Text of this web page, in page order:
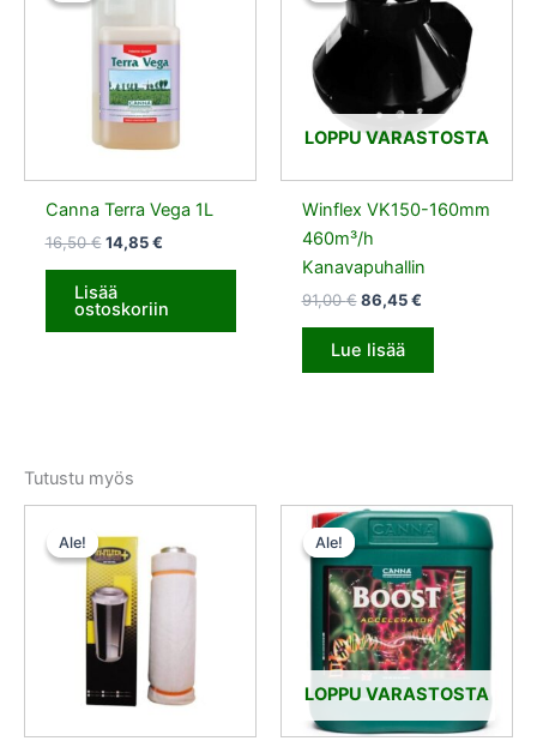
Canna Terra Vega 1L
16,50€
16,50 €.
14,85€
Lisää
ostoskoriin
LOPPU VARASTOSTA
Winflex VK150-160mm
460m³/h
Kanavapuhallin
91,00€ 86,45€
86,45 €.
Lue lisää
Tutustu myös
Ale!
Ale!
hinta
oli:
135,00 €.
on:
128,25 €.
Ale!
LOPPU VARASTOSTA
Ale!
Alkuperäinen
hinta
oli:
500,00 €.
Nykyinen
hinta
on:
450,00 €.